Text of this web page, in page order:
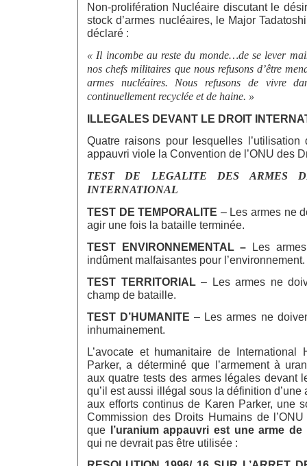
Non-prolifération Nucléaire discutant le
stock d’armes nucléaires, le Major
déclaré :
« Il incombe au reste du monde…de se lever
nos chefs militaires que nous refusons d’être
armes nucléaires. Nous refusons de vivre
continuellement recyclée et de haine. »
ILLEGALES DEVANT LE DROIT
Quatre raisons pour lesquelles
appauvri viole la Convention de l’ONU des
TEST DE LEGALITE DES ARMES
INTERNATIONAL
TEST DE TEMPORALITE – Les armes ne
agir une fois la bataille terminée.
TEST ENVIRONNEMENTAL – Les
indûment malfaisantes pour l’environnement.
TEST TERRITORIAL
– Les armes ne
champ de bataille.
TEST D’HUMANITE– Les armes ne
inhumainement.
L’avocate et humanitaire de International
Parker, a déterminé que l’armement à
aux quatre tests des armes légales devant
qu’il est aussi illégal sous la définition
aux efforts continus de Karen Parker, une
Commission des Droits Humains de
que l’uranium appauvri est une arme
qui ne devrait pas être utilisée :